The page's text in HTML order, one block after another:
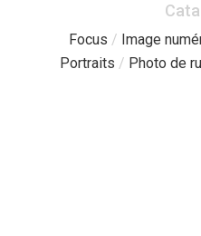
Focus / Image
Portraits / Photo de